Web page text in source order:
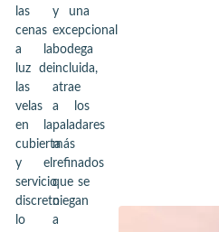
las
cenas
a la
luz de
las
velas
en la
cubierta
y el
servicio
discreto
lo
y una
excepcional
bodega
incluida,
atrae
a los
paladares
más
refinados
que se
niegan
a